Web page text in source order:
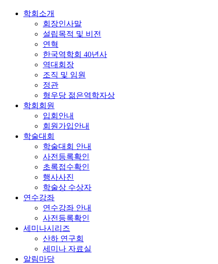
학회소개
회장인사말
설립목적 및 비전
연혁
한국역학회 40년사
역대회장
조직 및 임원
정관
형우당 젊은역학자상
학회회원
입회안내
회원가입안내
학술대회
학술대회 안내
사전등록확인
초록접수확인
행사사진
학술상 수상자
연수강좌
연수강좌 안내
사전등록확인
세미나시리즈
산하 연구회
세미나 자료실
알림마당